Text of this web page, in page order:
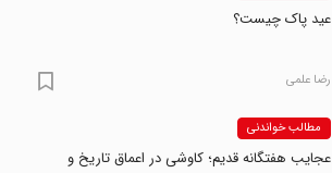
عید پاک چیست؟
رضا علمی
مطالب خواندنی
عجایب هفتگانه قدیم؛ کاوشی در اعماق تاریخ و